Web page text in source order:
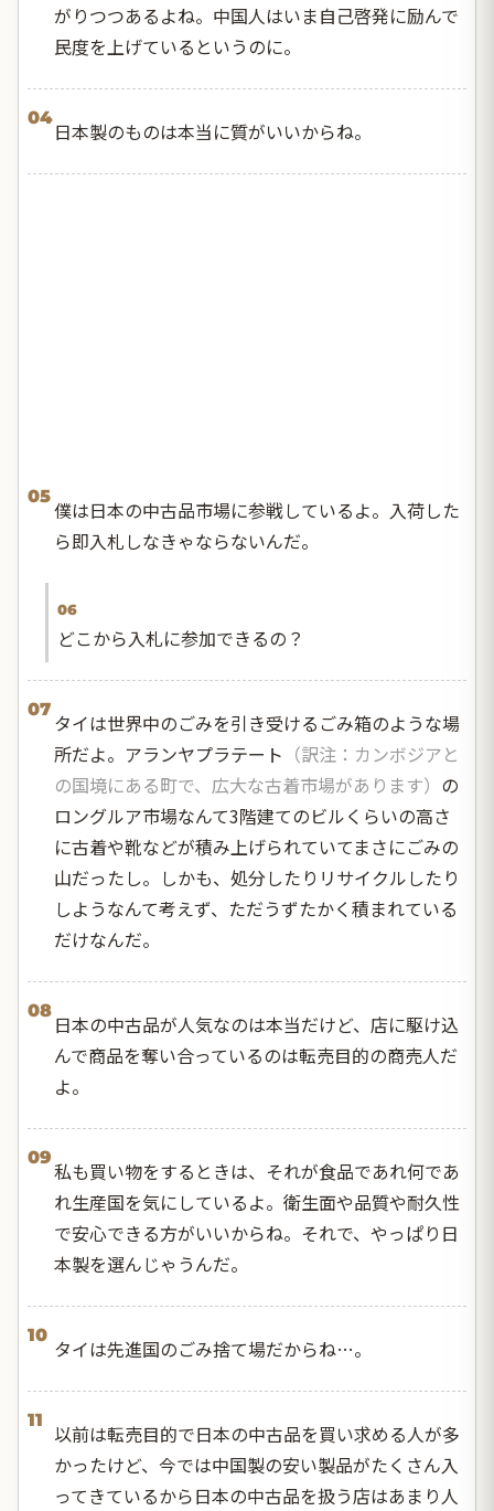
がりつつあるよね。中国人はいま自己啓発に励んで
民度を上げているというのに。
04
日本製のものは本当に質がいいからね。
05
僕は日本の中古品市場に参戦しているよ。入荷した
ら即入札しなきゃならないんだ。
06
どこから入札に参加できるの？
07
タイは世界中のごみを引き受けるごみ箱のような場
所だよ。アランヤプラテート （訳注：カンボジアと
の国境にある町で、広大な古着市場があります） の
ロングルア市場なんて3階建てのビルくらいの高さ
に古着や靴などが積み上げられていてまさにごみの
山だったし。しかも、処分したりリサイクルしたり
しようなんて考えず、ただうずたかく積まれている
だけなんだ。
08
日本の中古品が人気なのは本当だけど、店に駆け込
んで商品を奪い合っているのは転売目的の商売人だ
よ。
09
私も買い物をするときは、それが食品であれ何であ
れ生産国を気にしているよ。衛生面や品質や耐久性
で安心できる方がいいからね。それで、やっぱり日
本製を選んじゃうんだ。
10
タイは先進国のごみ捨て場だからね…。
11
以前は転売目的で日本の中古品を買い求める人が多
かったけど、今では中国製の安い製品がたくさん入
ってきているから日本の中古品を扱う店はあまり人